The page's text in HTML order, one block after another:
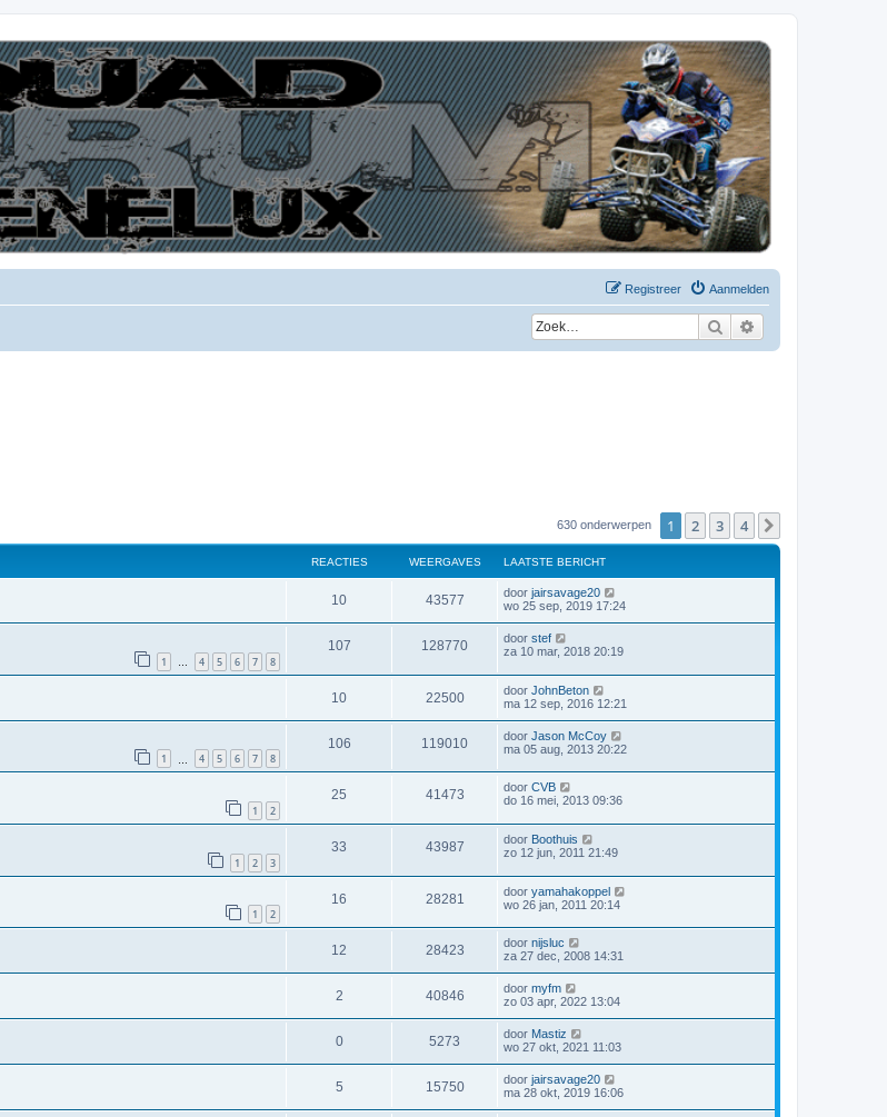
Aanmelden
Registreer
Zoek
630 onderwerpen 1 2 3 4
REACTIES WEERGAVES LAATSTE BERICHT
10 43577 door jairsavage20
wo 25 sep, 2019 17:24
1 … 4 5 6 7 8
107 128770 door stef
za 10 mar, 2018 20:19
10 22500 door JohnBeton
ma 12 sep, 2016 12:21
1 4 5 6 7 8
106 119010 door Jason McCoy
ma 05 aug, 2013 20:22
1 2
25 41473 door CVB
do 16 mei, 2013 09:36
1 2 3
33 43987 door Boothuis
zo 12 jun, 2011 21:49
1 2
16 28281 door yamahakoppel
wo 26 jan, 2011 20:14
12 28423 door nijsluc
za 27 dec, 2008 14:31
2 40846 door myfm
zo 03 apr, 2022 13:04
0 5273 door Mastiz
wo 27 okt, 2021 11:03
5 15750 door jairsavage20
ma 28 okt, 2019 16:06